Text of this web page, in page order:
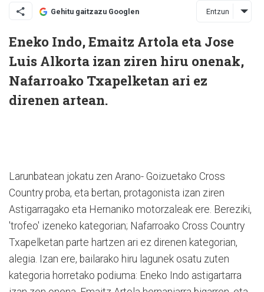
Gehitu gaitzazu Googlen Entzun
Eneko Indo, Emaitz Artola eta Jose
Luis Alkorta izan ziren hiru onenak,
Nafarroako Txapelketan ari ez
direnen artean.
Larunbatean jokatu zen Arano- Goizuetako Cross
Country pro­­­ba, eta bertan, protagonista izan ziren
Astigarragako eta Hernaniko motorzaleak ere. Bereziki,
'trofeo' izeneko kategorian; Nafarroako Cross Country
Txapelketan parte hartzen ari ez direnen kategorian,
alegia. Izan ere, bailarako hiru lagunek osatu zuten
kategoria horretako podiuma: Eneko Indo astigartarra